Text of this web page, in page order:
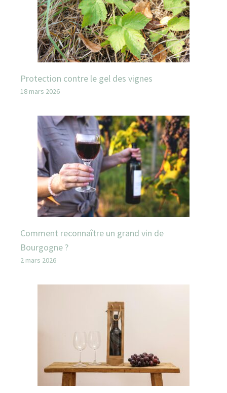
Protection contre le gel des vignes
18 mars 2026
Comment reconnaître un grand vin de
Bourgogne ?
2 mars 2026